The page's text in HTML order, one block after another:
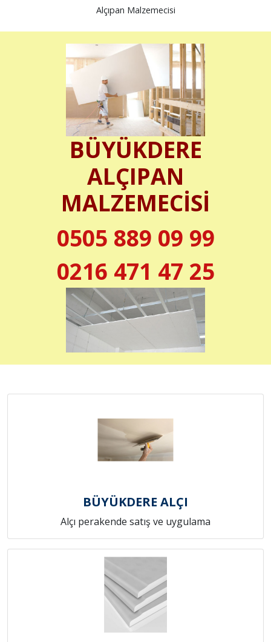
Alçıpan Malzemecisi
BÜYÜKDERE
ALÇIPAN
MALZEMECİSİ
0505 889 09 99
0216 471 47 25
BÜYÜKDERE ALÇI
Alçı perakende satış ve uygulama